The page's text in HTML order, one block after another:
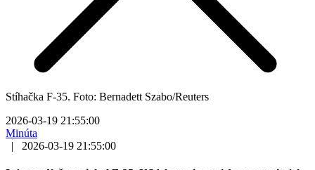
Stíhačka F-35. Foto: Bernadett Szabo/Reuters
2026-03-19 21:55:00
Minúta
|
2026-03-19 21:55:00